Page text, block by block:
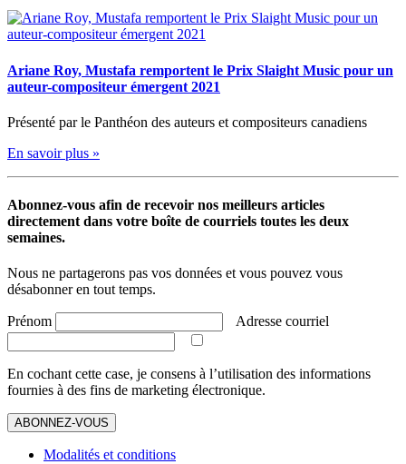
Ariane Roy, Mustafa remportent le Prix Slaight Music pour un
auteur-compositeur émergent 2021
Présenté par le Panthéon des auteurs et compositeurs canadiens
En savoir plus »
Abonnez-vous afin de recevoir nos meilleurs articles
directement dans votre boîte de courriels toutes les deux
semaines.
Nous ne partagerons pas vos données et vous pouvez vous
désabonner en tout temps.
Prénom Adresse courriel
En cochant cette case, je consens à l’utilisation des informations
fournies à des fins de marketing électronique.
ABONNEZ-VOUS
Modalités et conditions